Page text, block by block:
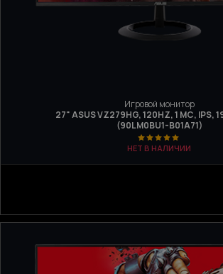
Игровой монитор
27" ASUS VZ279HG, 120HZ, 1 МС, IPS,
(90LM0BU1-B01A71)
НЕТ В НАЛИЧИИ